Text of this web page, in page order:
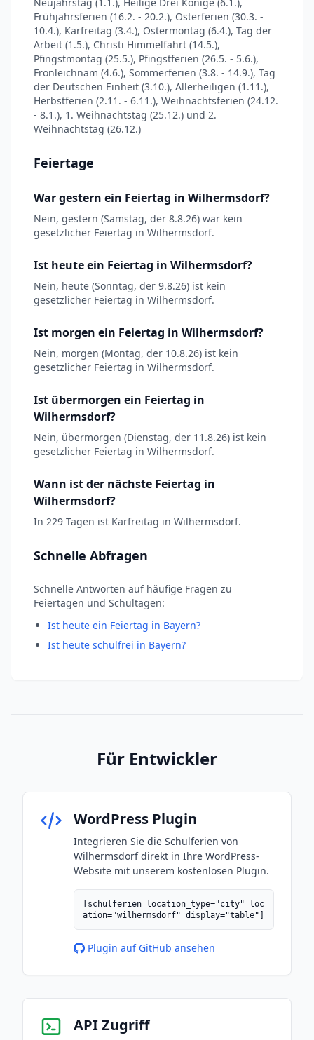
Frühjahrsferien (16.2. - 20.2.), Osterferien (30.3. -
10.4.), Karfreitag (3.4.), Ostermontag (6.4.), Tag der
Arbeit (1.5.), Christi Himmelfahrt (14.5.),
Pfingstmontag (25.5.), Pfingstferien (26.5. - 5.6.),
Fronleichnam (4.6.), Sommerferien (3.8. - 14.9.), Tag
der Deutschen Einheit (3.10.), Allerheiligen (1.11.),
Herbstferien (2.11. - 6.11.), Weihnachtsferien (24.12.
- 8.1.), 1. Weihnachtstag (25.12.) und 2.
Weihnachtstag (26.12.)
Feiertage
War gestern ein Feiertag in Wilhermsdorf?
Nein, gestern (Samstag, der 8.8.26) war kein
gesetzlicher Feiertag in Wilhermsdorf.
Ist heute ein Feiertag in Wilhermsdorf?
Nein, heute (Sonntag, der 9.8.26) ist kein
gesetzlicher Feiertag in Wilhermsdorf.
Ist morgen ein Feiertag in Wilhermsdorf?
Nein, morgen (Montag, der 10.8.26) ist kein
gesetzlicher Feiertag in Wilhermsdorf.
Ist übermorgen ein Feiertag in
Wilhermsdorf?
Nein, übermorgen (Dienstag, der 11.8.26) ist kein
gesetzlicher Feiertag in Wilhermsdorf.
Wann ist der nächste Feiertag in
Wilhermsdorf?
In 229 Tagen ist Karfreitag in Wilhermsdorf.
Schnelle Abfragen
Schnelle Antworten auf häufige Fragen zu
Feiertagen und Schultagen:
Ist heute ein Feiertag in Bayern?
Ist heute schulfrei in Bayern?
Für Entwickler
WordPress Plugin
Integrieren Sie die Schulferien von
Wilhermsdorf direkt in Ihre WordPress-
Website mit unserem kostenlosen Plugin.
[schulferien location_type="city" loc
ation="wilhermsdorf" display="table"]
Plugin auf GitHub ansehen
API Zugriff